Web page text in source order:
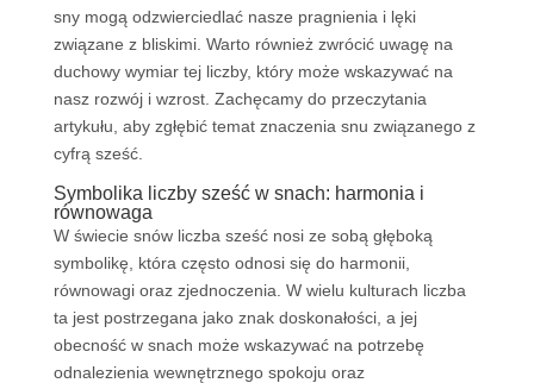
sny mogą odzwierciedlać nasze pragnienia i lęki
związane z bliskimi. Warto również zwrócić uwagę na
duchowy wymiar tej liczby, który może wskazywać na
nasz rozwój i wzrost. Zachęcamy do przeczytania
artykułu, aby zgłębić temat znaczenia snu związanego z
cyfrą sześć.
Symbolika liczby sześć w snach: harmonia i
równowaga
W świecie snów liczba sześć nosi ze sobą głęboką
symbolikę, która często odnosi się do harmonii,
równowagi oraz zjednoczenia. W wielu kulturach liczba
ta jest postrzegana jako znak doskonałości, a jej
obecność w snach może wskazywać na potrzebę
odnalezienia wewnętrznego spokoju oraz